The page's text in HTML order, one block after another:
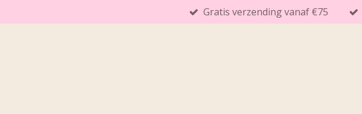
direct
Gratis verzending vanaf €75